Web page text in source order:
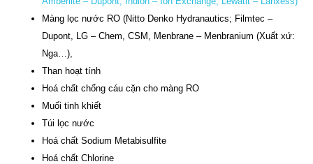
Màng lọc nước RO (Nitto Denko Hydranautics; Filmtec –
Dupont, LG – Chem, CSM, Menbrane – Menbranium (Xuất xứ:
Nga…),
Than hoạt tính
Hoá chất chống cáu cặn cho màng RO
Muối tinh khiết
Túi lọc nước
Hoá chất Sodium Metabisulfite
Hoá chất Chlorine